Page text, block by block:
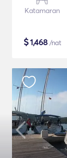
Katamaran
$1,468 /nat